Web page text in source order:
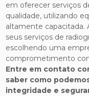
em oferecer serviços
qualidade, utilizando
altamente capacitada.
seus serviços de
escolhendo uma
comprometimento
Entre em contato
saber como
integridade e